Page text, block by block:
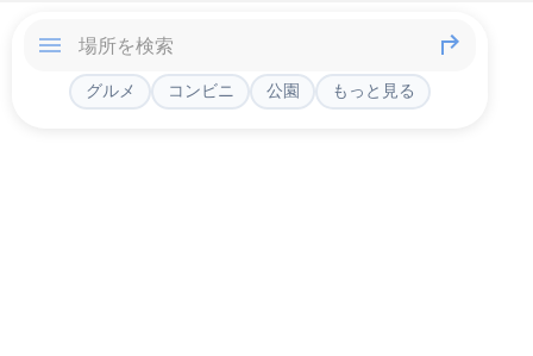
グルメ コンビニ 公園 もっと見る